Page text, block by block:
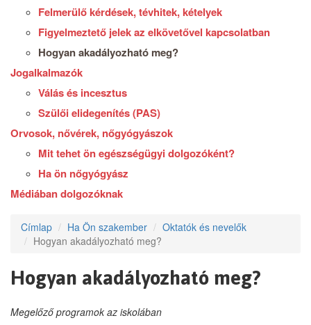
Felmerülő kérdések, tévhitek, kételyek
Figyelmeztető jelek az elkövetővel kapcsolatban
Hogyan akadályozható meg?
Jogalkalmazók
Válás és incesztus
Szülői elidegenítés (PAS)
Orvosok, nővérek, nőgyógyászok
Mit tehet ön egészségügyi dolgozóként?
Ha ön nőgyógyász
Médiában dolgozóknak
Címlap Ha Ön szakember
Oktatók és nevelők
Hogyan akadályozható meg?
Hogyan akadályozható meg?
Megelőző programok az iskolában